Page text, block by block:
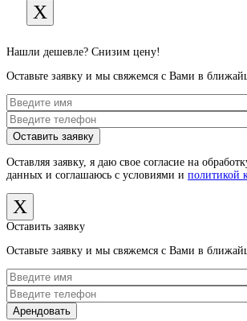
X
Нашли дешевле? Снизим цену!
Оставьте заявку и мы свяжемся с Вами в
Оставляя заявку, я даю свое согласие на
данных и соглашаюсь с условиями и политикой
X
Оставить заявку
Оставьте заявку и мы свяжемся с Вами в